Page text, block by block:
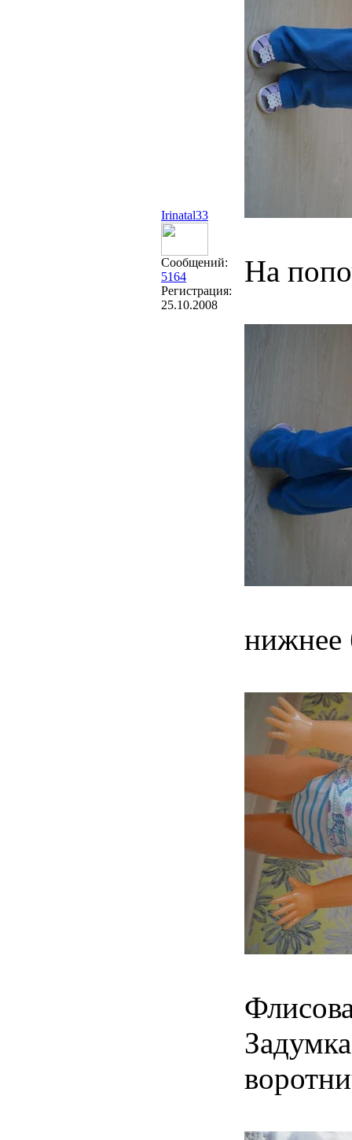
Irinatal33
Сообщений:
5164
Регистрация:
25.10.2008
На
нижнее